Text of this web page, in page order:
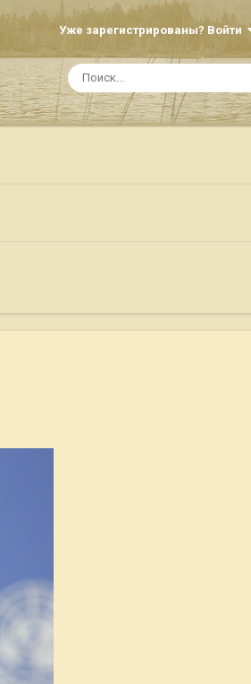
Уже зарегистрированы? Войти